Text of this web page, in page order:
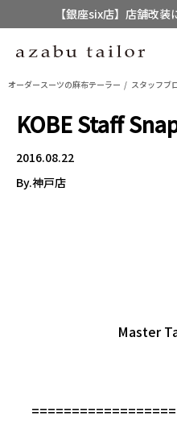
【銀座six店】店舗改
【店舗限定】レ
オーダースーツの麻布テーラー スタッフブ
KOBE Staff
2016.08.22
By.神戸店
Master